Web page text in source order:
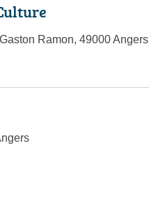
Ramon, 49000 Angers